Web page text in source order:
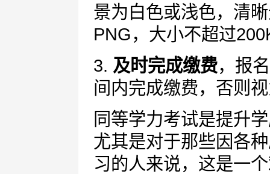
景为白色或浅色，清
PNG，大小不超过
3. 及时完成缴费，报
间内完成缴费，否则
同等学力考试是提升
尤其是对于那些因各
习的人来说，这是一